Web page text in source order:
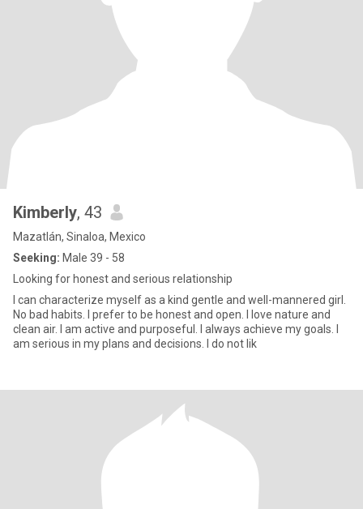
Kimberly, 43
Mazatlán, Sinaloa, Mexico
Seeking: Male 39 - 58
Looking for honest and serious relationship
I can characterize myself as a kind gentle and well-mannered girl.
No bad habits. I prefer to be honest and open. I love nature and
clean air. I am active and purposeful. I always achieve my goals. I
am serious in my plans and decisions. I do not lik